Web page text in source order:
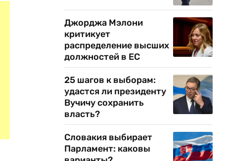
Джорджа Мэлони
критикует
распределение высших
должностей в ЕС
25 шагов к выборам:
удастся ли президенту
Вучичу сохранить
власть?
Словакия выбирает
Парламент: каковы